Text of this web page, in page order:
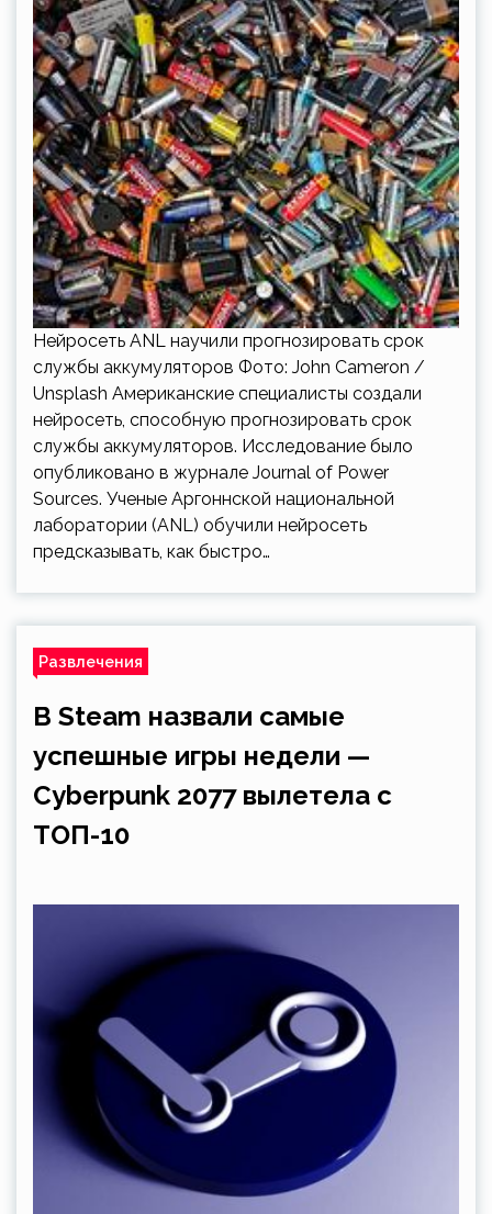
Нейросеть ANL научили прогнозировать срок
службы аккумуляторов Фото: John Cameron /
Unsplash Американские специалисты создали
нейросеть, способную прогнозировать срок
службы аккумуляторов. Исследование было
опубликовано в журнале Journal of Power
Sources. Ученые Аргоннской национальной
лаборатории (ANL) обучили нейросеть
предсказывать, как быстро…
Развлечения
В Steam назвали самые
успешные игры недели —
Cyberpunk 2077 вылетела с
ТОП-10